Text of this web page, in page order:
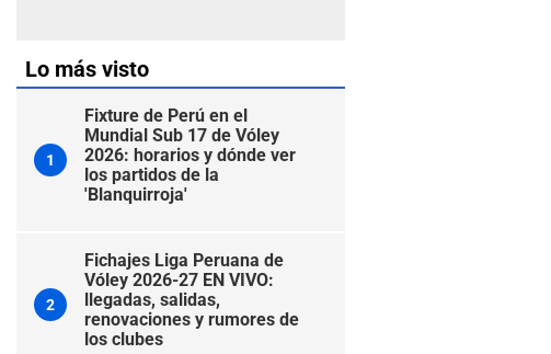
Lo más visto
1
Fixture de Perú en el
Mundial Sub 17 de Vóley
2026: horarios y dónde ver
los partidos de la
'Blanquirroja'
2
Fichajes Liga Peruana de
Vóley 2026-27 EN VIVO:
llegadas, salidas,
renovaciones y rumores de
los clubes